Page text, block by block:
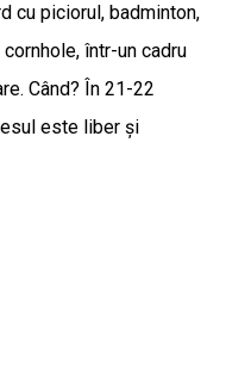
cu piciorul, badminton,
într-un cadru
Când? În 21-22
este liber și